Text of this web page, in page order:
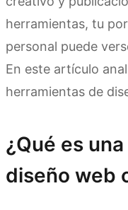
herramientas, tu
personal puede
En este artículo
herramientas de
¿Qué es
diseño web